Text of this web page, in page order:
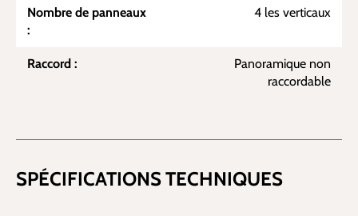
Nombre de panneaux
:
4 les verticaux
Raccord :
Panoramique non
raccordable
SPÉCIFICATIONS TECHNIQUES